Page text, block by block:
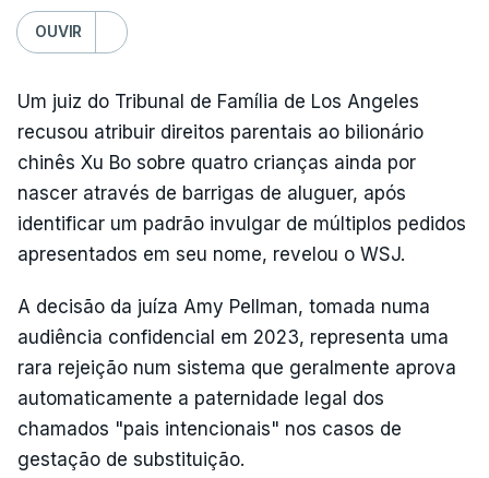
OUVIR
Um juiz do Tribunal de Família de Los Angeles
recusou atribuir direitos parentais ao bilionário
chinês Xu Bo sobre quatro crianças ainda por
nascer através de barrigas de aluguer, após
identificar um padrão invulgar de múltiplos pedidos
apresentados em seu nome, revelou o WSJ.
A decisão da juíza Amy Pellman, tomada numa
audiência confidencial em 2023, representa uma
rara rejeição num sistema que geralmente aprova
automaticamente a paternidade legal dos
chamados "pais intencionais" nos casos de
gestação de substituição.